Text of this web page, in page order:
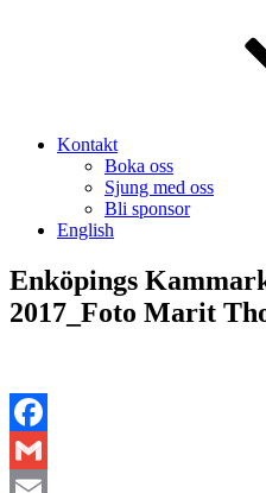
Kontakt
Boka oss
Sjung med oss
Bli sponsor
English
Enköpings
2017_Foto Marit
Facebook
Gmail